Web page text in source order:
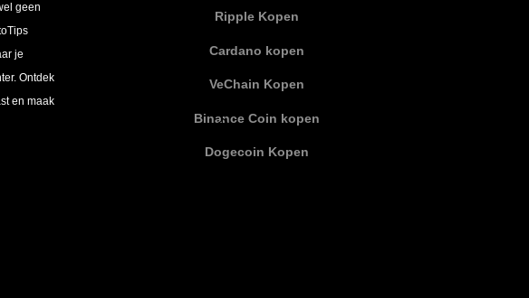
geen
je
Ontdek
en maak
Ripple Kopen
Cardano kopen
VeChain Kopen
Binance Coin kopen
Dogecoin Kopen